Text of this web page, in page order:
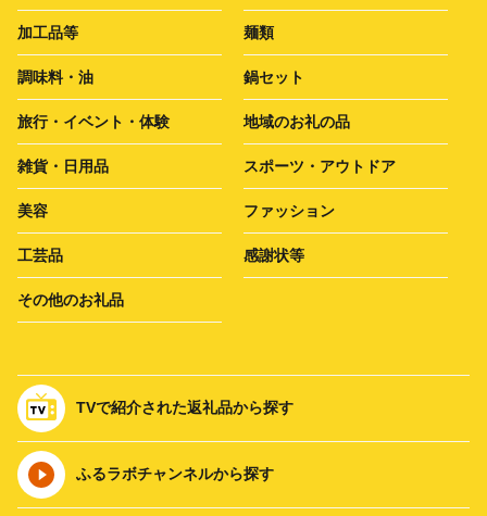
加工品等 麺類
調味料・油 鍋セット
旅行・イベント・体験 地域のお礼の品
雑貨・日用品 スポーツ・アウトドア
美容 ファッション
工芸品 感謝状等
その他のお礼品
TVで紹介された返礼品から探す
ふるラボチャンネルから探す